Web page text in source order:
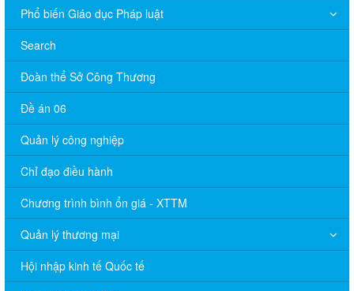
Phổ biến Giáo dục Pháp luật
Search
Đoàn thể Sở Công Thương
Đề án 06
Quản lý công nghiệp
Chỉ đạo điều hành
Chương trình bình ổn giá - XTTM
Quản lý thương mại
Hội nhập kinh tế Quốc tế